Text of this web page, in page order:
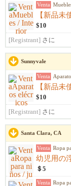
Venta
【新品未
$10
[Registrant] さに
Sunnyvale
Venta
【新品
$10
[Registrant] さに
Santa Clara, CA
Venta Ropa
幼児用の
＄5
Venta Ropa